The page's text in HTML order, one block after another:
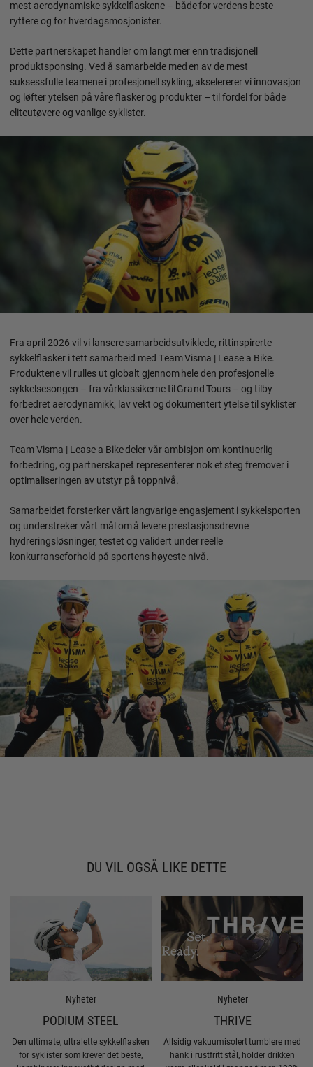
mest aerodynamiske sykkelflaskene – både for verdens beste
ryttere og for hverdagsmosjonister.
Dette partnerskapet handler om langt mer enn tradisjonell
produktsponsing. Ved å samarbeide med en av de mest
suksessfulle teamene i profesjonell sykling, akselererer vi innovasjon
og løfter ytelsen på våre flasker og produkter – til fordel for både
eliteutøvere og vanlige syklister.
Fra april 2026 vil vi lansere samarbeidsutviklede, rittinspirerte
sykkelflasker i tett samarbeid med Team Visma | Lease a Bike.
Produktene vil rulles ut globalt gjennom hele den profesjonelle
sykkelsesongen – fra vårklassikerne til Grand Tours – og tilby
forbedret aerodynamikk, lav vekt og dokumentert ytelse til syklister
over hele verden.
Team Visma | Lease a Bike deler vår ambisjon om kontinuerlig
forbedring, og partnerskapet representerer nok et steg fremover i
optimaliseringen av utstyr på toppnivå.
Samarbeidet forsterker vårt langvarige engasjement i sykkelsporten
og understreker vårt mål om å levere prestasjonsdrevne
hydreringsløsninger, testet og validert under reelle
konkurranseforhold på sportens høyeste nivå.
DU VIL OGSÅ LIKE DETTE
Nyheter
PODIUM STEEL
Den ultimate, ultralette sykkelflasken
for syklister som krever det beste,
Nyheter
THRIVE
Allsidig vakuumisolert tumblere med
hank i rustfritt stål, holder drikken